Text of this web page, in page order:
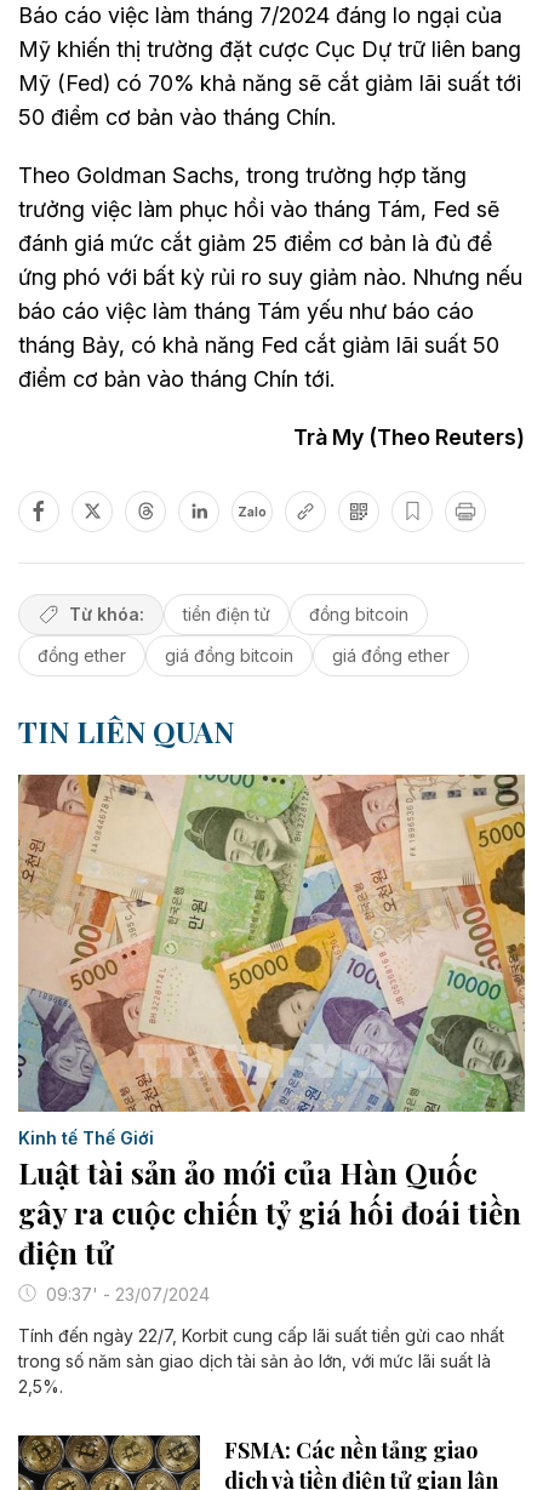
Báo cáo việc làm tháng 7/2024 đáng lo ngại của
Mỹ khiến thị trường đặt cược Cục Dự trữ liên bang
Mỹ (Fed) có 70% khả năng sẽ cắt giảm lãi suất tới
50 điểm cơ bản vào tháng Chín.
Theo Goldman Sachs, trong trường hợp tăng
trưởng việc làm phục hồi vào tháng Tám, Fed sẽ
đánh giá mức cắt giảm 25 điểm cơ bản là đủ để
ứng phó với bất kỳ rủi ro suy giảm nào. Nhưng nếu
báo cáo việc làm tháng Tám yếu như báo cáo
tháng Bảy, có khả năng Fed cắt giảm lãi suất 50
điểm cơ bản vào tháng Chín tới.
Trà My (Theo Reuters)
Zalo
Từ khóa: tiền điện tử
đồng bitcoin
đồng ether
giá đồng bitcoin giá đồng ether
TIN LIÊN QUAN
Kinh tế Thế Giới
Luật tài sản ảo mới của Hàn Quốc
gây ra cuộc chiến tỷ giá hối đoái tiền
điện tử
09:37' - 23/07/2024
Tính đến ngày 22/7, Korbit cung cấp lãi suất tiền gửi cao nhất
trong số năm sàn giao dịch tài sản ảo lớn, với mức lãi suất là
2,5%.
FSMA: Các nền tảng giao
dịch và tiền điện tử gian lận